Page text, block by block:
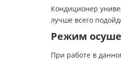
Кондиционер
лучше всего
Режим
При работе в